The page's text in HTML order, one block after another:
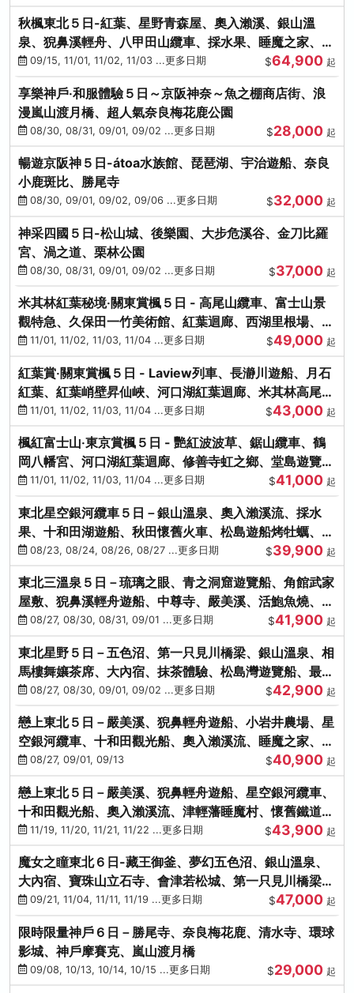
秋楓東北５日-紅葉、星野青森屋、奧入瀨溪、銀山溫
泉、猊鼻溪輕舟、八甲田山纜車、採水果、睡魔之家、法
式料理(不進免稅店)
09/15, 11/01, 11/02, 11/03 ...更多日期 $64,900 起
享樂神戶‧和服體驗５日～京阪神奈～魚之棚商店街、浪
漫嵐山渡月橋、超人氣奈良梅花鹿公園
08/30, 08/31, 09/01, 09/02 ...更多日期 $28,000 起
暢遊京阪神５日-átoa水族館、琵琶湖、宇治遊船、奈良
小鹿斑比、勝尾寺
08/30, 09/01, 09/02, 09/06 ...更多日期 $32,000 起
神采四國５日-松山城、後樂園、大步危溪谷、金刀比羅
宮、渦之道、栗林公園
08/30, 08/31, 09/01, 09/02 ...更多日期 $37,000 起
米其林紅葉秘境‧關東賞楓５日 - 高尾山纜車、富士山景
觀特急、久保田一竹美術館、紅葉迴廊、西湖里根場、銀
杏大道
11/01, 11/02, 11/03, 11/04 ...更多日期 $49,000 起
紅葉賞‧關東賞楓５日 - Laview列車、長瀞川遊船、月石
紅葉、紅葉峭壁昇仙峽、河口湖紅葉迴廊、米其林高尾
山、海鮮盛宴
11/01, 11/02, 11/03, 11/04 ...更多日期 $43,000 起
楓紅富士山‧東京賞楓５日 - 艷紅波波草、鋸山纜車、鶴
岡八幡宮、河口湖紅葉迴廊、修善寺虹之鄉、堂島遊覽
船、熱海梅園
11/01, 11/02, 11/03, 11/04 ...更多日期 $41,000 起
東北星空銀河纜車５日－銀山溫泉、奧入瀨溪流、採水
果、十和田湖遊船、秋田懷舊火車、松島遊船烤牡蠣、嚴
美溪、螃蟹本家
08/23, 08/24, 08/26, 08/27 ...更多日期 $39,900 起
東北三溫泉５日－琉璃之眼、青之洞窟遊覽船、角館武家
屋敷、猊鼻溪輕舟遊船、中尊寺、嚴美溪、活鮑魚燒、烤
牡蠣、握壽司體驗
08/27, 08/30, 08/31, 09/01 ...更多日期 $41,900 起
東北星野５日－五色沼、第一只見川橋梁、銀山溫泉、相
馬樓舞孃茶席、大內宿、抹茶體驗、松島灣遊覽船、最上
川輕舟、螃蟹御膳
08/27, 08/30, 09/01, 09/02 ...更多日期 $42,900 起
戀上東北５日－嚴美溪、猊鼻輕舟遊船、小岩井農場、星
空銀河纜車、十和田觀光船、奧入瀨溪流、睡魔之家、朱
紅社殿（仙台／青森）
08/27, 09/01, 09/13 $40,900 起
戀上東北５日－嚴美溪、猊鼻輕舟遊船、星空銀河纜車、
十和田觀光船、奧入瀨溪流、津輕藩睡魔村、懷舊鐵道
（青森／仙台）
11/19, 11/20, 11/21, 11/22 ...更多日期 $43,900 起
魔女之瞳東北６日-藏王御釜、夢幻五色沼、銀山溫泉、
大內宿、寶珠山立石寺、會津若松城、第一只見川橋梁、
燒肉吃到飽
09/21, 11/04, 11/11, 11/19 ...更多日期 $47,000 起
限時限量神戶６日－勝尾寺、奈良梅花鹿、清水寺、環球
影城、神戶摩賽克、嵐山渡月橋
09/08, 10/13, 10/14, 10/15 ...更多日期 $29,000 起